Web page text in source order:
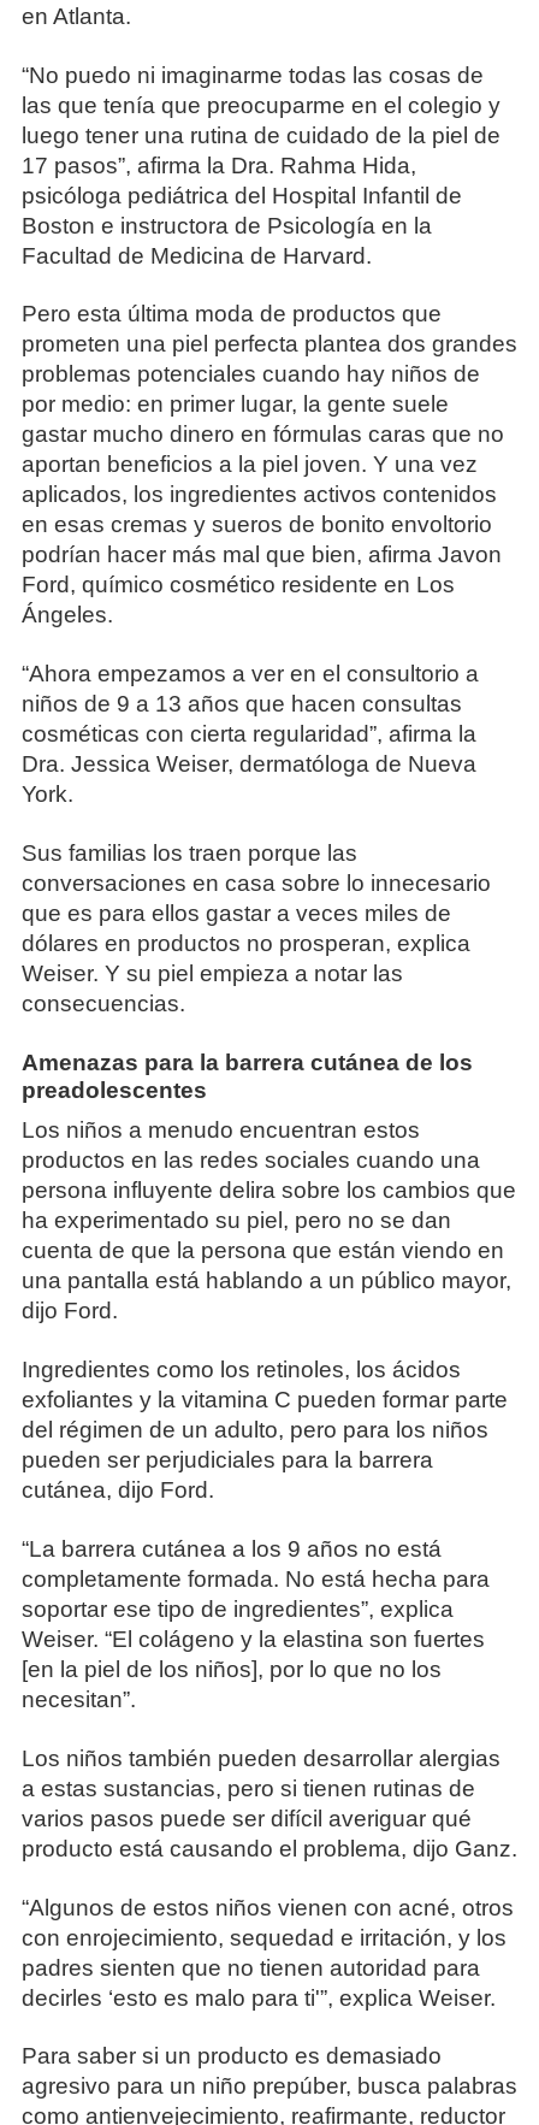
en Atlanta.
“No puedo ni imaginarme todas las cosas de
las que tenía que preocuparme en el colegio y
luego tener una rutina de cuidado de la piel de
17 pasos”, afirma la Dra. Rahma Hida,
psicóloga pediátrica del Hospital Infantil de
Boston e instructora de Psicología en la
Facultad de Medicina de Harvard.
Pero esta última moda de productos que
prometen una piel perfecta plantea dos grandes
problemas potenciales cuando hay niños de
por medio: en primer lugar, la gente suele
gastar mucho dinero en fórmulas caras que no
aportan beneficios a la piel joven. Y una vez
aplicados, los ingredientes activos contenidos
en esas cremas y sueros de bonito envoltorio
podrían hacer más mal que bien, afirma Javon
Ford, químico cosmético residente en Los
Ángeles.
“Ahora empezamos a ver en el consultorio a
niños de 9 a 13 años que hacen consultas
cosméticas con cierta regularidad”, afirma la
Dra. Jessica Weiser, dermatóloga de Nueva
York.
Sus familias los traen porque las
conversaciones en casa sobre lo innecesario
que es para ellos gastar a veces miles de
dólares en productos no prosperan, explica
Weiser. Y su piel empieza a notar las
consecuencias.
Amenazas para la barrera cutánea de los
preadolescentes
Los niños a menudo encuentran estos
productos en las redes sociales cuando una
persona influyente delira sobre los cambios que
ha experimentado su piel, pero no se dan
cuenta de que la persona que están viendo en
una pantalla está hablando a un público mayor,
dijo Ford.
Ingredientes como los retinoles, los ácidos
exfoliantes y la vitamina C pueden formar parte
del régimen de un adulto, pero para los niños
pueden ser perjudiciales para la barrera
cutánea, dijo Ford.
“La barrera cutánea a los 9 años no está
completamente formada. No está hecha para
soportar ese tipo de ingredientes”, explica
Weiser. “El colágeno y la elastina son fuertes
[en la piel de los niños], por lo que no los
necesitan”.
Los niños también pueden desarrollar alergias
a estas sustancias, pero si tienen rutinas de
varios pasos puede ser difícil averiguar qué
producto está causando el problema, dijo Ganz.
“Algunos de estos niños vienen con acné, otros
con enrojecimiento, sequedad e irritación, y los
padres sienten que no tienen autoridad para
decirles ‘esto es malo para ti'”, explica Weiser.
Para saber si un producto es demasiado
agresivo para un niño prepúber, busca palabras
como antienvejecimiento, reafirmante, reductor